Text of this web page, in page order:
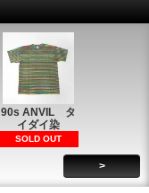
90s ANVIL タ
イダイ染
SOLD OUT
>